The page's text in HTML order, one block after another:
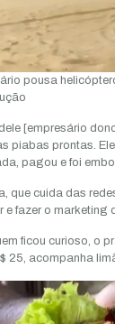
pousa
[empresário
piabas prontas.
pagou e foi
que cuida das
e fazer o marketing
ficou curioso, o
25, acompanha